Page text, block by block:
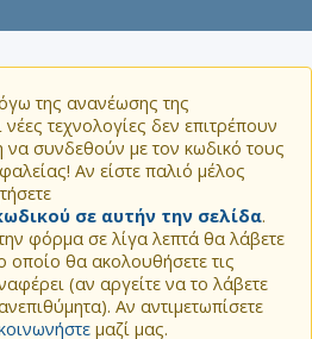
της ανανέωσης της
νέες τεχνολογίες δεν επιτρέπουν
να συνδεθούν με τον κωδικό τους
Αν είστε παλιό μέλος
σε αυτήν την σελίδα.
φόρμα σε λίγα λεπτά θα λάβετε
οποίο θα ακολουθήσετε τις
(αν αργείτε να το λάβετε
Αν αντιμετωπίσετε
μαζί μας.